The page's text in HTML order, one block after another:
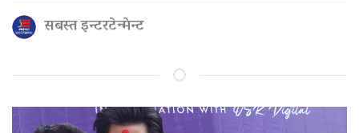
सबस्त इन्टरटेन्मेन्ट